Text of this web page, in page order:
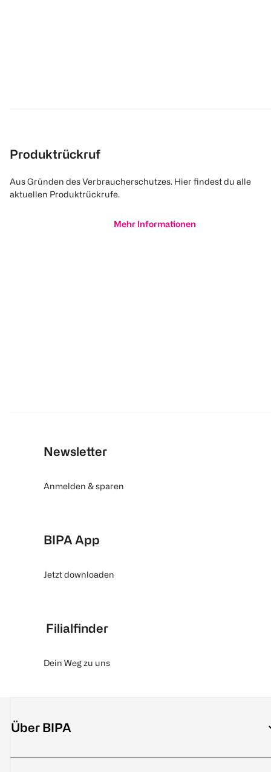
Produktrückruf
Aus Gründen des Verbraucherschutzes. Hier findest du alle
aktuellen Produktrückrufe.
Mehr Informationen
Newsletter
Anmelden & sparen
BIPA App
Jetzt downloaden
Filialfinder
Dein Weg zu uns
Über BIPA